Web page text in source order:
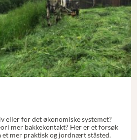
eller for det økonomiske systemet?
mer bakkekontakt? Her er et forsøk
et mer praktisk og jordnært ståsted.